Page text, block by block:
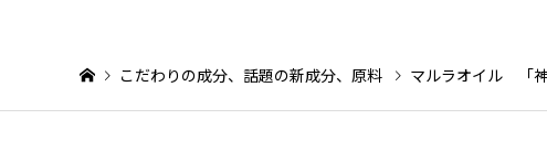
こだわりの成分、話題の新成分、原料 マルラオイル 「